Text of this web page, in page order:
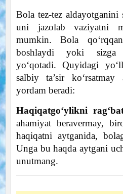
Bola tez-tez aldayotganini
uni jazolab vaziyatni
mumkin. Bola
boshlaydi yoki sizga
yo‘qotadi. Quyidagi
salbiy ta’sir ko‘rsatmay
yordam beradi:
Haqiqatgo‘ylikni
ahamiyat beravermay,
haqiqatni aytganida,
Unga bu haqda aytgani
unutmang.